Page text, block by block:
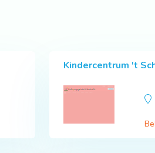
Kindercentrum 't